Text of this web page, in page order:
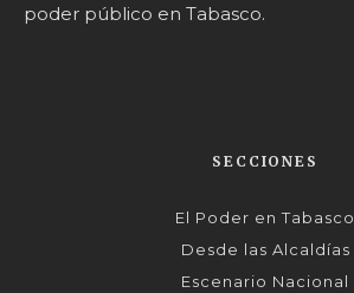
poder público en Tabasco.
SECCIONES
El Poder en Tabasco
Desde las Alcaldías
Escenario Nacional